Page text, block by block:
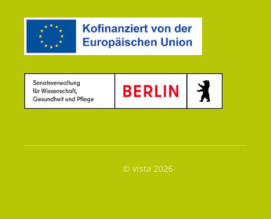
© vista 2026